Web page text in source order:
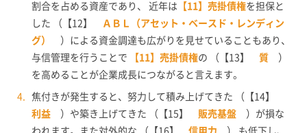
割合を占める資産であり、 近年は 【11】売掛債権を担保と
した （【12】
ＡＢＬ（アセット・ベースド・レンディン
グ）
）による資金調達も広がりを見せていることもあり、
与信管理を行うことで
【11】売掛債権の （【13】 質 ）
を高めることが企業成長につながると言えます。
焦付きが発生すると、努力して積み上げてきた （【14】
利益 ）や築き上げてきた （【15】 販売基盤 ）が損な
われます。また対外的な （【16】 信用力 ） も低下し、